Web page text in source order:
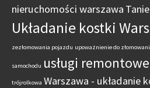
nieruchomości warszawa
Układanie kostki
zezłomowania pojazdu upoważnienie do
samochodu usługi
trójrolkowa Warszawa - układanie